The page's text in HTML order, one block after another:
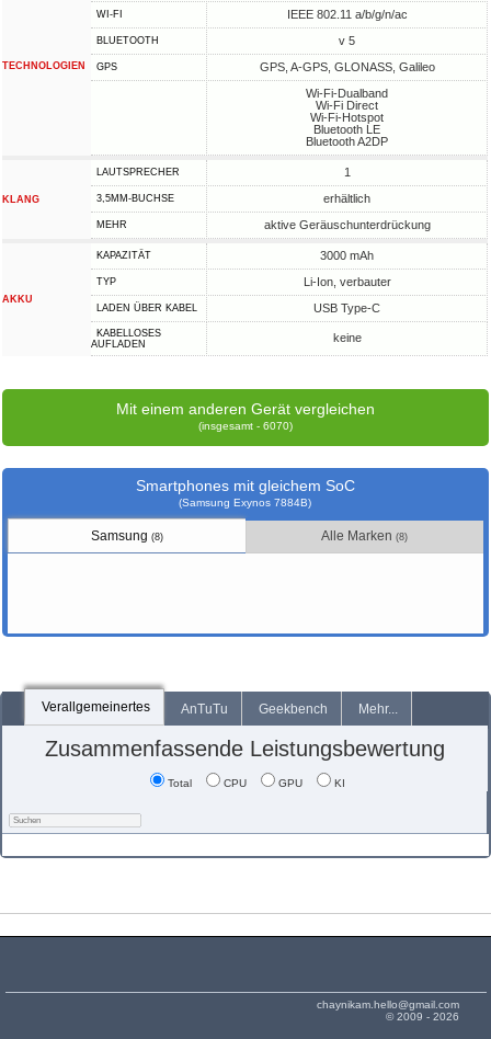
TECHNOLOGIEN
WI-FI IEEE 802.11 a/b/g/n/ac
BLUETOOTH v 5
GPS
GPS, A-GPS, GLONASS, Galileo
Wi-Fi-Dualband
Wi-Fi Direct
Wi-Fi-Hotspot
Bluetooth LE
Bluetooth A2DP
KLANG
LAUTSPRECHER 1
3,5MM-BUCHSE erhältlich
MEHR aktive Geräuschunterdrückung
AKKU
KAPAZITÄT 3000 mAh
TYP Li-Ion, verbauter
LADEN ÜBER KABEL USB Type-C
KABELLOSES
AUFLADEN
keine
Mit einem anderen Gerät vergleichen
(insgesamt - 6070)
Smartphones mit gleichem SoC
(Samsung Exynos 7884B)
Samsung (8) Alle Marken(8)
Verallgemeinertes AnTuTu Geekbench Mehr...
Zusammenfassende Leistungsbewertung
Total CPU GPU KI
chaynikam.hello@gmail.com
© 2009 - 2026